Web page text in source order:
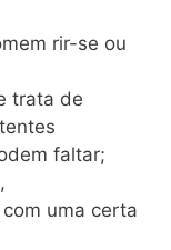
rir-se ou
trata de
faltar;
uma certa